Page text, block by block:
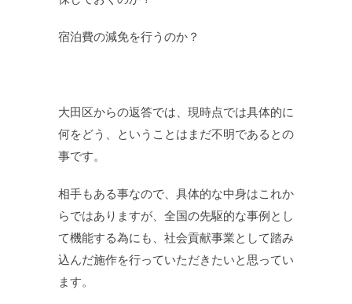
宿泊費の減免を行うのか？
大田区からの返答では、現時点では具体的に
何をどう、ということはまだ不明であるとの
事です。
相手もある事なので、具体的な中身はこれか
らではありますが、全国の先駆的な事例とし
て機能する為にも、社会貢献事業として踏み
込んだ施作を行っていただきたいと思ってい
ます。